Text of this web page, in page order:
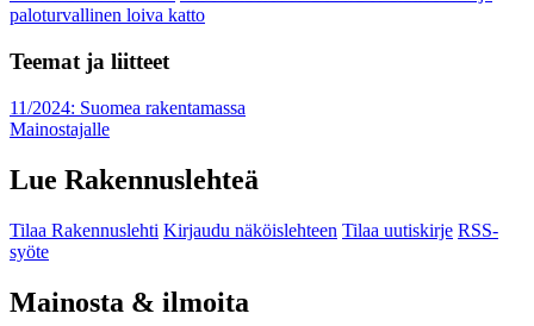
paloturvallinen loiva katto
Teemat ja liitteet
11/2024: Suomea rakentamassa
Mainostajalle
Lue Rakennuslehteä
Tilaa Rakennuslehti Kirjaudu näköislehteen Tilaa uutiskirje RSS-
syöte
Mainosta & ilmoita